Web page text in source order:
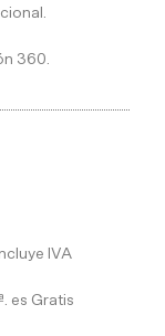
360.
IVA
es Gratis